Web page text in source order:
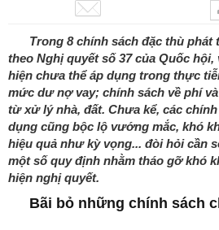
Trong 8 chính sách đặc thù phát
theo Nghị quyết số 37 của Quốc
hiện chưa thể áp dụng trong thực
mức dư nợ vay; chính sách về phí
từ xử lý nhà, đất. Chưa kể, các
dụng cũng bộc lộ vướng mắc, khó
hiệu quả như kỳ vọng... đòi hỏi cần
một số quy định nhằm tháo gỡ khó
hiện nghị quyết.
Bãi bỏ những chính sách